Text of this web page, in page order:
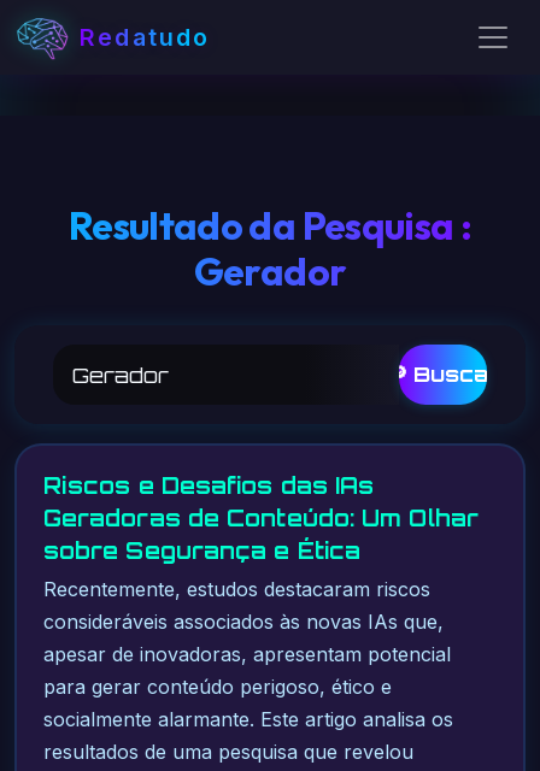
Redatudo
Resultado da Pesquisa :
Gerador
🔎 Buscar
Riscos e Desafios das IAs
Geradoras de Conteúdo: Um Olhar
sobre Segurança e Ética
Recentemente, estudos destacaram riscos
consideráveis associados às novas IAs que,
apesar de inovadoras, apresentam potencial
para gerar conteúdo perigoso, ético e
socialmente alarmante. Este artigo analisa os
resultados de uma pesquisa que revelou